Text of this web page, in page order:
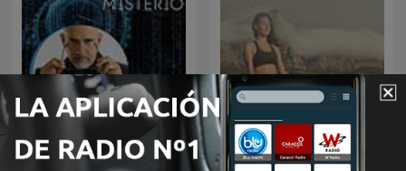
Código Misterio
Música de Relajación para
DORMIR